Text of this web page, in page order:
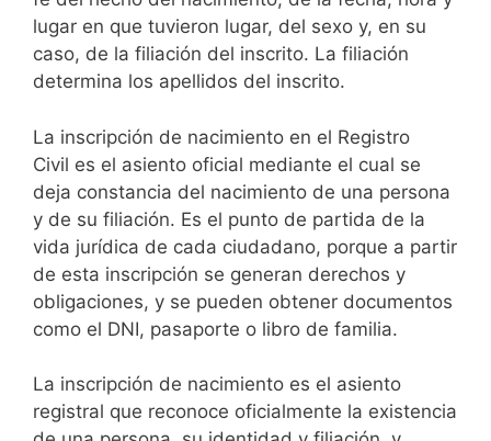
lugar en que tuvieron lugar, del sexo y, en su
caso, de la filiación del inscrito. La filiación
determina los apellidos del inscrito.
La inscripción de nacimiento en el Registro
Civil es el asiento oficial mediante el cual se
deja constancia del nacimiento de una persona
y de su filiación. Es el punto de partida de la
vida jurídica de cada ciudadano, porque a partir
de esta inscripción se generan derechos y
obligaciones, y se pueden obtener documentos
como el DNI, pasaporte o libro de familia.
La inscripción de nacimiento es el asiento
registral que reconoce oficialmente la existencia